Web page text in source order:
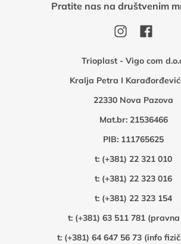
Trioplast - Vigo com
Kralja Petra I
22330 Nova Pazova
Mat.br: 21536466
PIB: 111765625
t: (+381) 22 321 010
t: (+381) 22 323 016
t: (+381) 22 323 154
t: (+381) 63 511 781
t: (+381) 64 647 56 73 (info
Pratite nas na društvenim